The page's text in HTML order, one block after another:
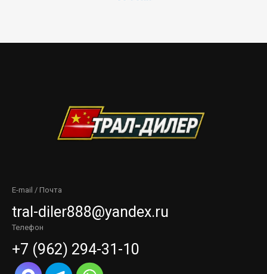
E-mail / Почта
tral-diler888@yandex.ru
Телефон
+7 (962) 294-31-10